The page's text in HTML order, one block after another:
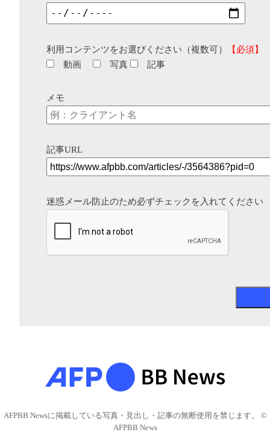
利用コンテンツをお選びください（複数可）
【必須】
動画
写真 記事
メモ
記事URL
迷惑メール防止のため必ずチェックを入れてください
AFPBB Newsに掲載している写真・見出し・記事の無断使用を禁じます。 ©
AFPBB News